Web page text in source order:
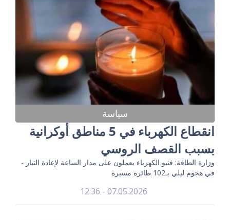
سياسة
انقطاع الكهرباء في 5 مناطق أوكرانية
بسبب القصف الروسي
وزارة الطاقة: فنيو الكهرباء يعملون على مدار الساعة لإعادة التيار -
في هجوم ليلي بـ102 طائرة مسيرة
07.05.2026 - 12:36